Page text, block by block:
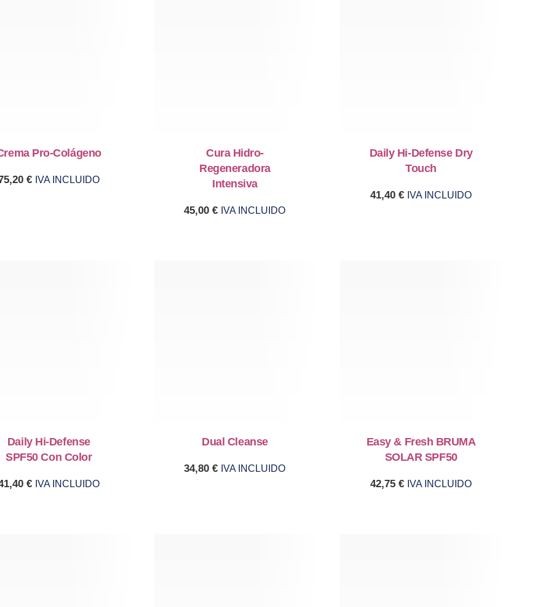
Pro-Colágeno​
€ IVA INCLUIDO
Cura Hidro-
Regeneradora
Intensiva
45,00€ IVA INCLUIDO
Daily Hi-Defense Dry
Touch
41,40€ IVA INCLUIDO
Daily Hi-Defense
SPF50 Con Color
€ IVA INCLUIDO
Dual Cleanse
34,80€ IVA INCLUIDO
Easy & Fresh BRUMA
SOLAR SPF50
42,75€ IVA INCLUIDO